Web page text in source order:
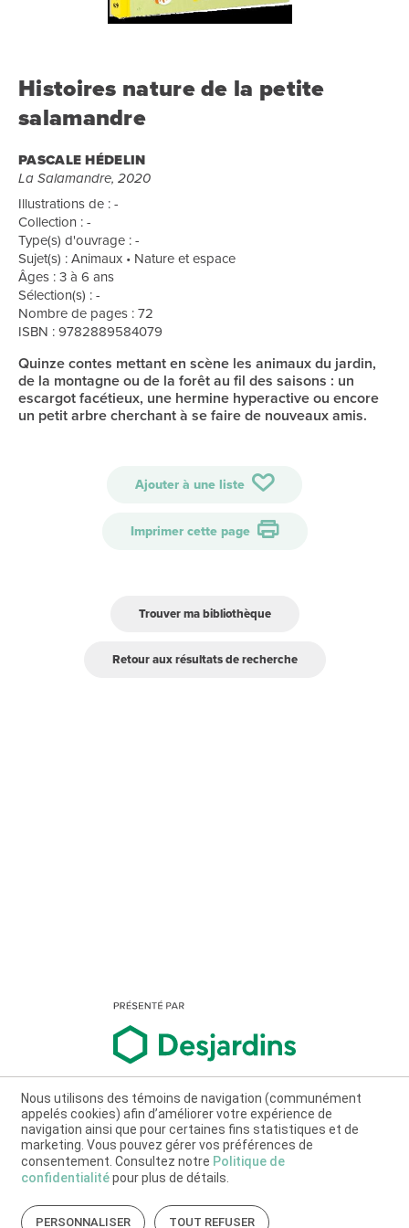
Histoires nature de la petite
salamandre
PASCALE HÉDELIN
La Salamandre, 2020
Illustrations de : -
Collection : -
Type(s) d'ouvrage : -
Sujet(s) : Animaux • Nature et espace
Âges : 3 à 6 ans
Sélection(s) : -
Nombre de pages : 72
ISBN : 9782889584079
Quinze contes mettant en scène les animaux du jardin,
de la montagne ou de la forêt au fil des saisons : un
escargot facétieux, une hermine hyperactive ou encore
un petit arbre cherchant à se faire de nouveaux amis.
Ajouter à une liste
Imprimer cette page
Trouver ma bibliothèque
Retour aux résultats de recherche
Nous utilisons des témoins de navigation (communément
appelés cookies) afin d’améliorer votre expérience de
navigation ainsi que pour certaines fins statistiques et de
marketing. Vous pouvez gérer vos préférences de
consentement. Consultez notre Politique de
confidentialitépour plus de détails.
PERSONNALISER TOUT REFUSER